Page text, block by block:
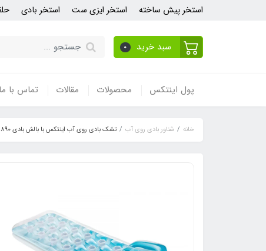
استخر پیش ساخته استخر ایزی ست استخر بادی
سبد خرید 0
پول اینتکس محصولات مقالات تماس با ما
خانه شناور بادی روی آب تشک بادی روی آب اینتکس با بالش بادی 58890